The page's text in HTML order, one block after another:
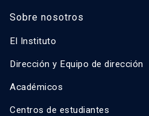
Sobre nosotros
El Instituto
Dirección y Equipo de dirección
Académicos
Centros de estudiantes